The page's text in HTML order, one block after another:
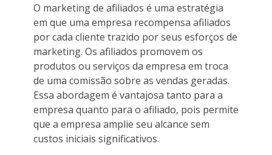
O marketing de afiliados é uma estratégia
em que uma empresa recompensa afiliados
por cada cliente trazido por seus esforços de
marketing. Os afiliados promovem os
produtos ou serviços da empresa em troca
de uma comissão sobre as vendas geradas.
Essa abordagem é vantajosa tanto para a
empresa quanto para o afiliado, pois permite
que a empresa amplie seu alcance sem
custos iniciais significativos.